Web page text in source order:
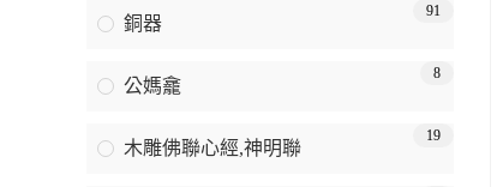
銅器
91
公媽龕
8
木雕佛聯心經,神明聯
19